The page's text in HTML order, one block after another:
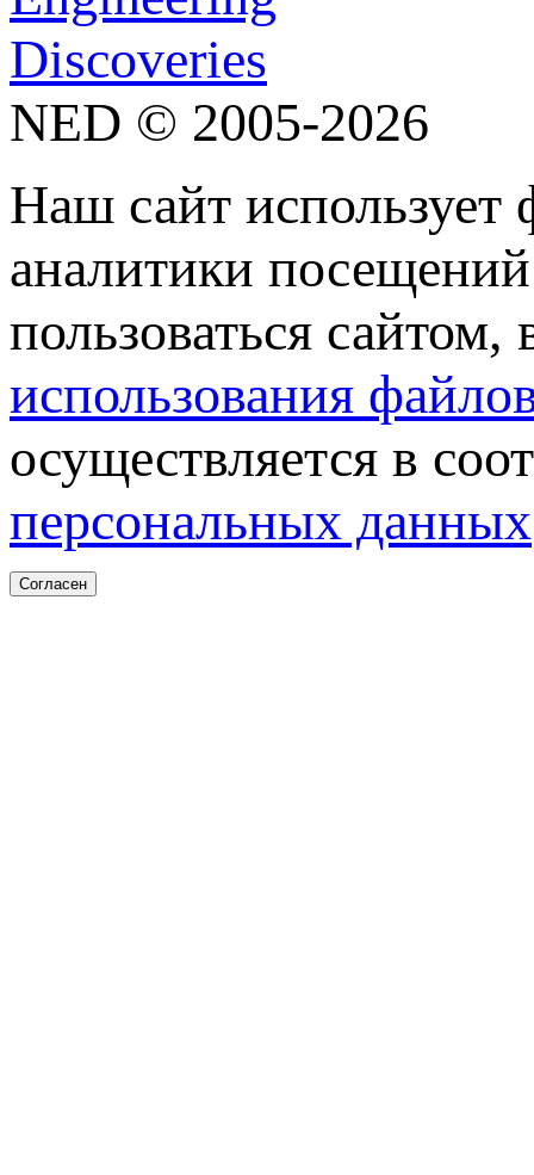
NED © 2005-2026
Наш сайт
аналитики
пользоваться
использования
осуществляется в
персональных данных
Согласен